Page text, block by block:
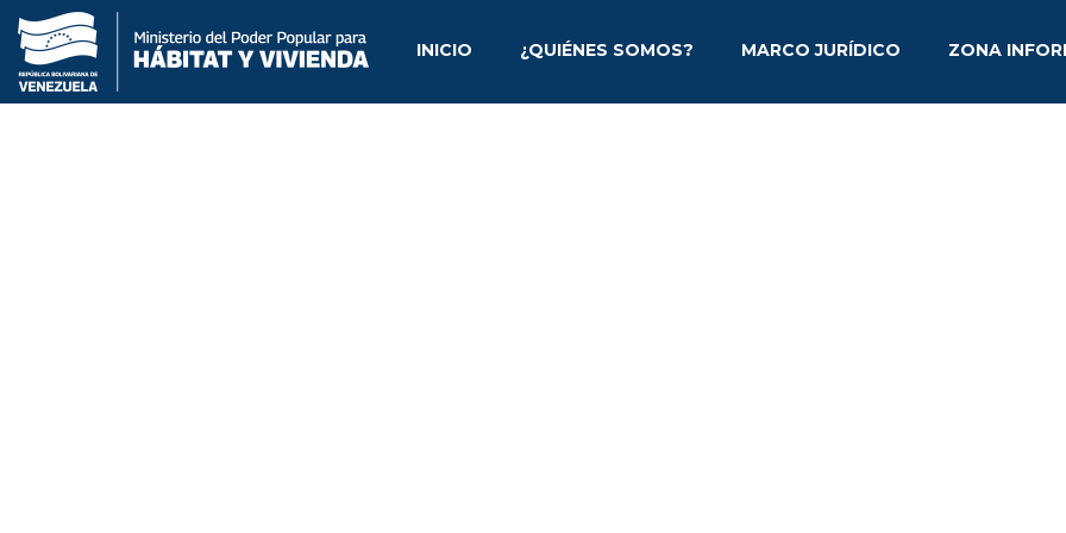
INICIO ¿QUIÉNES SOMOS? MARCO JURÍDICO ZONA